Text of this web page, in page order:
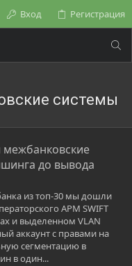
Вход Регистрация
системы
межбанковские
до вывода
из топ-30 мы дошли
АРМ SWIFT
и выделенном VLAN
аккаунт с правами на
сегментацию в
в один...